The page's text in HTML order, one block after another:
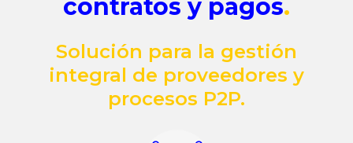
contratos y pagos.
Solución para la gestión
integral de proveedores y
procesos P2P.